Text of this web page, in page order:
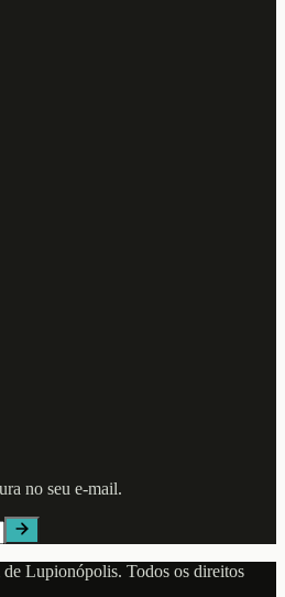
no seu e-mail.
de Lupionópolis. Todos os direitos